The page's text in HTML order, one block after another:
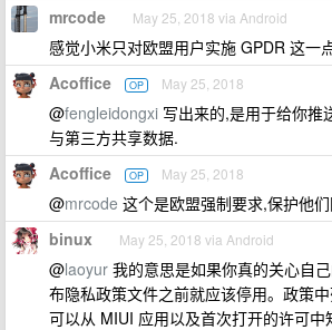
mrcode May 25, 2018 via Android
感觉小米只对欧盟用户实施 GPDR 这一
Acoffice OP May 25, 2018
@fengleidongxi 写出来的,是用于给你推
与第三方共享数据.
Acoffice OP May 25, 2018
@mrcode 这个是欧盟强制要求,保护他
binux May 25, 2018 via Android
@laoyur 我的意思是如果你真的关心自
布隐私政策文件之前就应该停用。政策
可以从 MIUI 应用以及首次打开的许可中